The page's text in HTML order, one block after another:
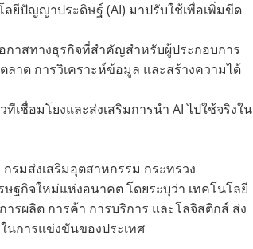
ลยีปัญญาประดิษฐ์ (AI) มาปรับใช้เพื่อเพิ่มขีด
าสทางธุรกิจที่สำคัญสำหรับผู้ประกอบการ
าด การวิเคราะห์ข้อมูล และสร้างความได้
ทีเชื่อมโยงและส่งเสริมการนำ AI ไปใช้จริงใน
มส่งเสริมอุตสาหกรรม กระทรวง
ฐกิจใหม่แห่งอนาคต โดยระบุว่า เทคโนโลยี
รผลิต การค้า การบริการ และโลจิสติกส์ ส่ง
นการแข่งขันของประเทศ